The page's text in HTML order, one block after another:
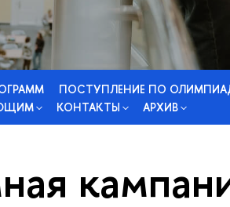
ПОСТУПЛЕНИЕ ПО
КОНТАКТЫ АРХИВ